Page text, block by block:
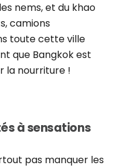
nems, et du khao
camions
toute cette ville
que Bangkok est
la nourriture !
à sensations
pas manquer les